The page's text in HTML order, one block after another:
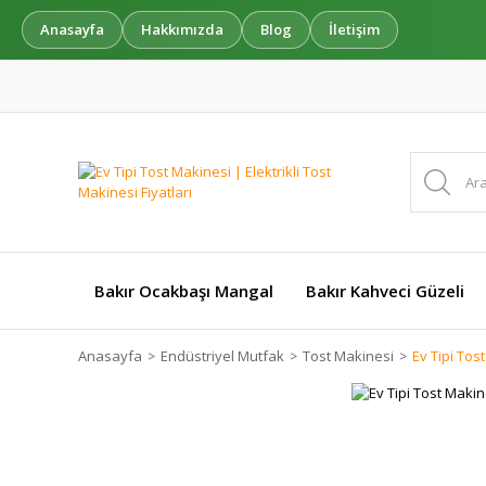
Anasayfa Hakkımızda Blog İletişim
Bakır Ocakbaşı Mangal Bakır Kahveci Güzeli
Anasayfa Endüstriyel Mutfak Tost Makinesi Ev Tipi